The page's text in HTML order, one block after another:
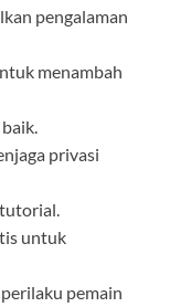
pengalaman
menambah
privasi
untuk
pemain